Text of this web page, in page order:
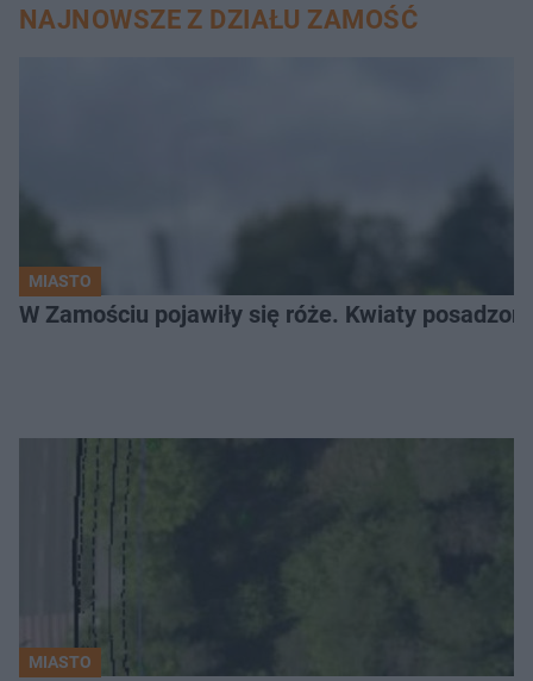
NAJNOWSZE Z DZIAŁU ZAMOŚĆ
MIASTO
W Zamościu pojawiły się róże. Kwiaty
MIASTO